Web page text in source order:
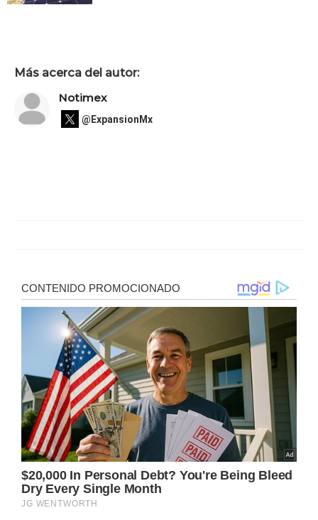
Más acerca del autor:
Notimex
@ExpansionMx